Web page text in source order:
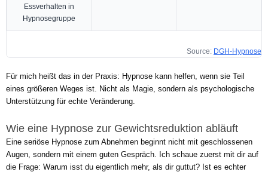
Essverhalten in
Hypnosegruppe
Source: DGH-Hypnose
Für mich heißt das in der Praxis: Hypnose kann helfen, wenn sie Teil
eines größeren Weges ist. Nicht als Magie, sondern als psychologische
Unterstützung für echte Veränderung.
Wie eine Hypnose zur Gewichtsreduktion abläuft
Eine seriöse Hypnose zum Abnehmen beginnt nicht mit geschlossenen
Augen, sondern mit einem guten Gespräch. Ich schaue zuerst mit dir auf
die Frage: Warum isst du eigentlich mehr, als dir guttut? Ist es echter